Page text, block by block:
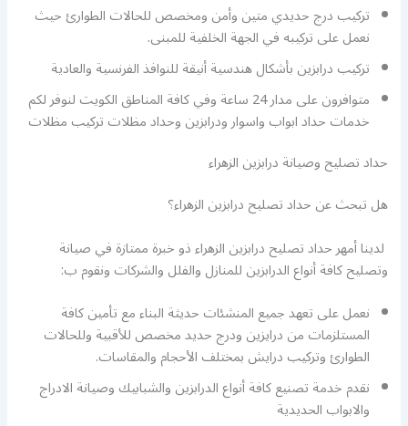
تركيب درج حديدي متين وأمن ومخصص للحالات الطوارئ حيث
نعمل على تركيبه في الجهة الخلفية للمبنى.
تركيب درابزين بأشكال هندسية أنيقة للنوافذ الفرنسية والعادية
متوافرون على مدار 24 ساعة وفي كافة المناطق الكويت لنوفر لكم
خدمات حداد ابواب واسوار ودرابزين وحداد مظلات تركيب مظلات
حداد تصليح وصيانة درابزين الزهراء
هل تبحث عن حداد تصليح درابزين الزهراء؟
لدينا أمهر حداد تصليح درابزين الزهراء ذو خبرة ممتازة في صيانة
وتصليح كافة أنواع الدرابزين للمنازل والفلل والشركات ونقوم ب:
نعمل على تعهد جميع المنشئات حديثة البناء مع تأمين كافة
المستلزمات من درايزين ودرج حديد مخصص للأقبية وللحالات
الطوارئ وتركيب درايش بمختلف الأحجام والمقاسات.
نقدم خدمة تصنيع كافة أنواع الدرابزين والشبابيك وصيانة الادراج
والابواب الحديدية